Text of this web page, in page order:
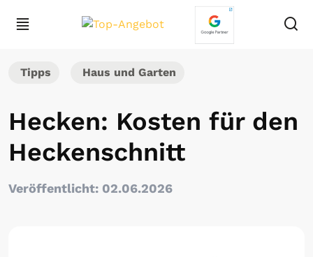
Tipps Haus und Garten
Hecken: Kosten für den
Heckenschnitt
Veröffentlicht: 02.06.2026